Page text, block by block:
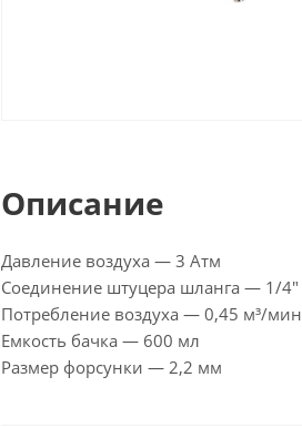
Описание
Давление воздуха — 3 Атм
Соединение штуцера шланга — 1/4″
Потребление воздуха — 0,45 м³/мин
Емкость бачка — 600 мл
Размер форсунки — 2,2 мм